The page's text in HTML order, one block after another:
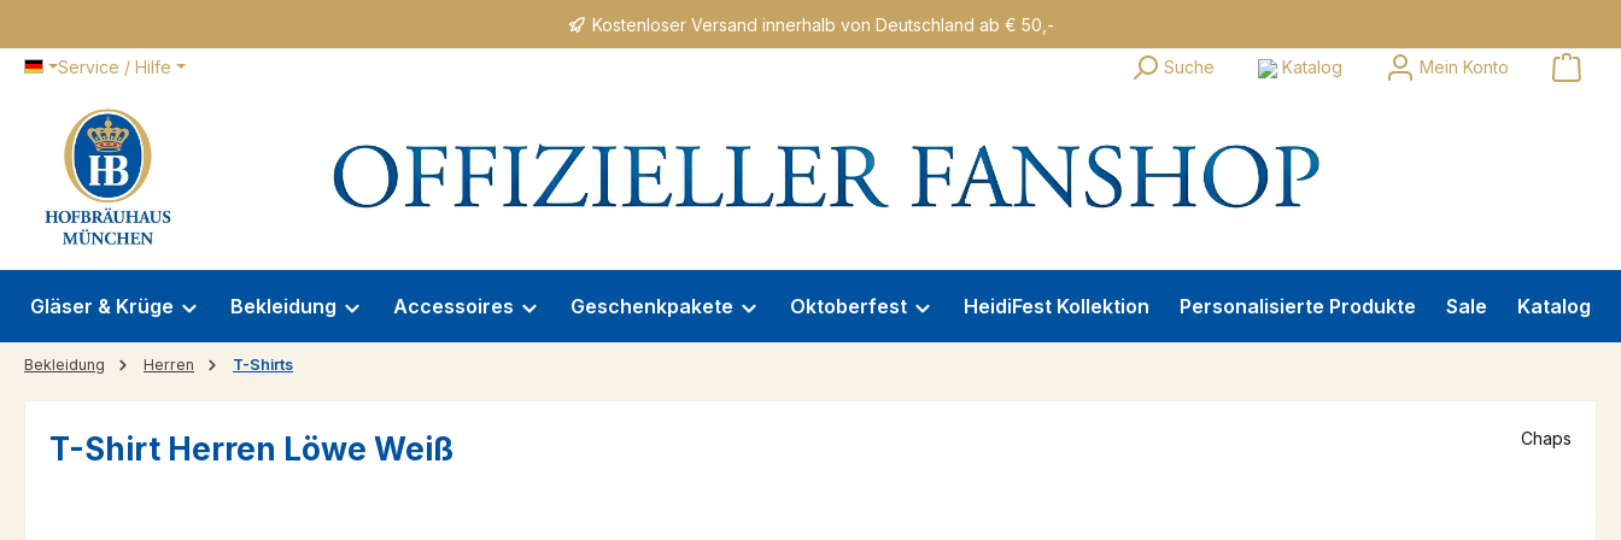
Kostenloser Versand innerhalb von Deutschland ab € 50,-
Service / Hilfe Suche Katalog Mein Konto
Gläser & Krüge Bekleidung Accessoires Geschenkpakete Oktoberfest HeidiFest Kollektion Personalisierte Produkte Sale Katalog
Bekleidung Herren T-Shirts
T-Shirt Herren Löwe Weiß Chaps